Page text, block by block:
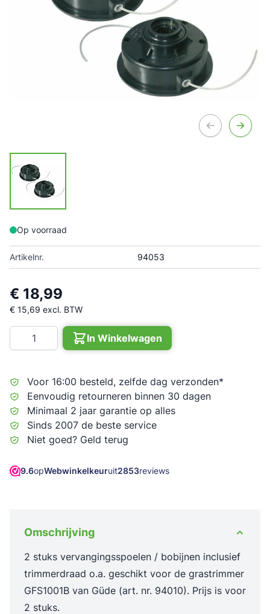
Op voorraad
Artikelnr. 94053
€ 18,99
€ 15,69 excl. BTW
Aantal
In Winkelwagen
Voor 16:00 besteld, zelfde dag verzonden*
Eenvoudig retourneren binnen 30 dagen
Minimaal 2 jaar garantie op alles
Sinds 2007 de beste service
Niet goed? Geld terug
9.6opWebwinkelkeuruit2853reviews
Omschrijving
2 stuks vervangingsspoelen / bobijnen inclusief
trimmerdraad o.a. geschikt voor de grastrimmer
GFS1001B van Güde (art. nr. 94010). Prijs is voor
2 stuks.